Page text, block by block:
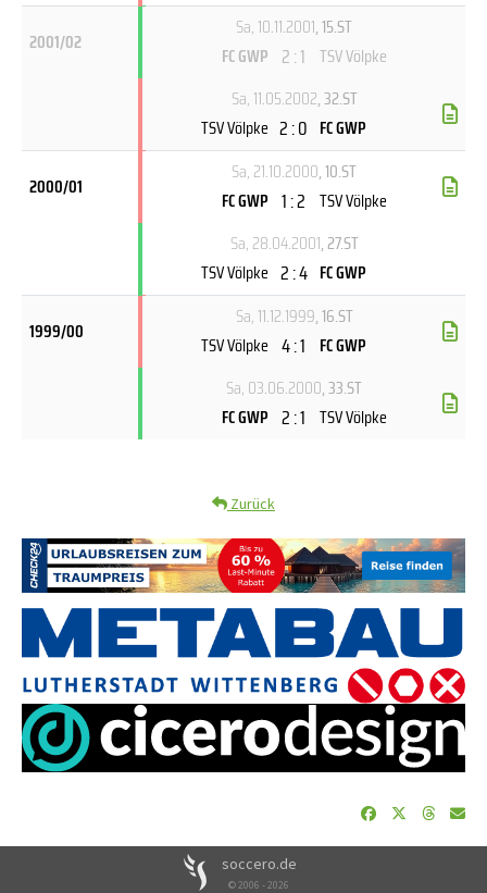
2001/02
Sa, 10.11.2001, 15.ST
FC GWP 2 : 1 TSV Völpke
Sa, 11.05.2002, 32.ST
TSV Völpke 2 : 0 FC GWP
2000/01
Sa, 21.10.2000, 10.ST
FC GWP 1 : 2 TSV Völpke
Sa, 28.04.2001, 27.ST
TSV Völpke 2 : 4 FC GWP
1999/00
Sa, 11.12.1999, 16.ST
TSV Völpke 4 : 1 FC GWP
Sa, 03.06.2000, 33.ST
FC GWP 2 : 1 TSV Völpke
Zurück
soccero.de
© 2006 - 2026